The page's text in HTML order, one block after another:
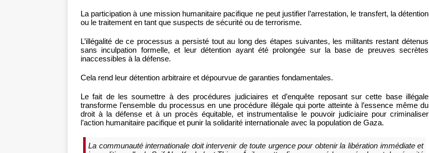
La participation à une mission humanitaire pacifique ne peut justifier l’arrestation, le transfert, la détention
ou le traitement en tant que suspects de sécurité ou de terrorisme.
L’illégalité de ce processus a persisté tout au long des étapes suivantes, les militants restant détenus
sans inculpation formelle, et leur détention ayant été prolongée sur la base de preuves secrètes
inaccessibles à la défense.
Cela rend leur détention arbitraire et dépourvue de garanties fondamentales.
Le fait de les soumettre à des procédures judiciaires et d’enquête reposant sur cette base illégale
transforme l’ensemble du processus en une procédure illégale qui porte atteinte à l’essence même du
droit à la défense et à un procès équitable, et instrumentalise le pouvoir judiciaire pour criminaliser
l’action humanitaire pacifique et punir la solidarité internationale avec la population de Gaza.
La communauté internationale doit intervenir de toute urgence pour obtenir la libération immédiate et